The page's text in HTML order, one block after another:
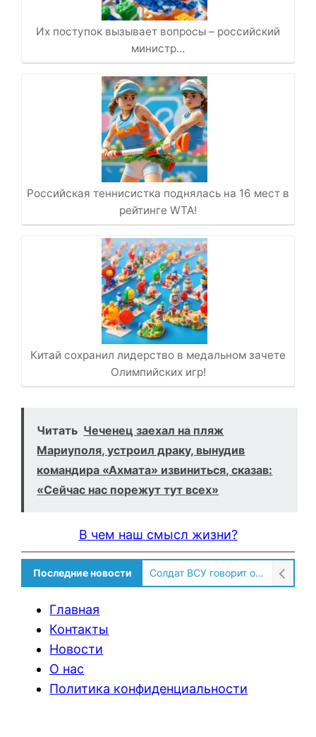
Их поступок вызывает вопросы – российский
министр…
Российская теннисистка поднялась на 16 мест в
рейтинге WTA!
Китай сохранил лидерство в медальном зачете
Олимпийских игр!
Читать Чеченец заехал на пляж
Мариуполя, устроил драку, вынудив
командира «Ахмата» извиниться, сказав:
«Сейчас нас порежут тут всех»
В чем наш смысл жизни?
Последние новости Солдат ВСУ говорит о том, чтобы продавали топливо для ремонта техники в Угледаре
Главная
Контакты
Новости
О нас
Политика конфиденциальности